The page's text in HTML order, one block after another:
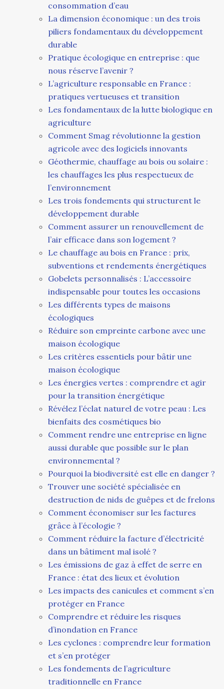
consommation d’eau
La dimension économique : un des trois
piliers fondamentaux du développement
durable
Pratique écologique en entreprise : que
nous réserve l’avenir ?
L’agriculture responsable en France :
pratiques vertueuses et transition
Les fondamentaux de la lutte biologique en
agriculture
Comment Smag révolutionne la gestion
agricole avec des logiciels innovants
Géothermie, chauffage au bois ou solaire :
les chauffages les plus respectueux de
l’environnement
Les trois fondements qui structurent le
développement durable
Comment assurer un renouvellement de
l’air efficace dans son logement ?
Le chauffage au bois en France : prix,
subventions et rendements énergétiques
Gobelets personnalisés : L’accessoire
indispensable pour toutes les occasions
Les différents types de maisons
écologiques
Réduire son empreinte carbone avec une
maison écologique
Les critères essentiels pour bâtir une
maison écologique
Les énergies vertes : comprendre et agir
pour la transition énergétique
Révélez l’éclat naturel de votre peau : Les
bienfaits des cosmétiques bio
Comment rendre une entreprise en ligne
aussi durable que possible sur le plan
environnemental ?
Pourquoi la biodiversité est elle en danger ?
Trouver une société spécialisée en
destruction de nids de guêpes et de frelons
Comment économiser sur les factures
grâce à l’écologie ?
Comment réduire la facture d’électricité
dans un bâtiment mal isolé ?
Les émissions de gaz à effet de serre en
France : état des lieux et évolution
Les impacts des canicules et comment s’en
protéger en France
Comprendre et réduire les risques
d’inondation en France
Les cyclones : comprendre leur formation
et s’en protéger
Les fondements de l’agriculture
traditionnelle en France